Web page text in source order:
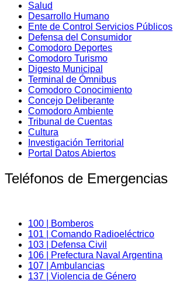
Salud
Desarrollo Humano
Ente de Control Servicios Públicos
Defensa del Consumidor
Comodoro Deportes
Comodoro Turismo
Digesto Municipal
Terminal de Ómnibus
Comodoro Conocimiento
Concejo Deliberante
Comodoro Ambiente
Tribunal de Cuentas
Cultura
Investigación Territorial
Portal Datos Abiertos
Teléfonos de Emergencias
100 | Bomberos
101 | Comando Radioeléctrico
103 | Defensa Civil
106 | Prefectura Naval Argentina
107 | Ambulancias
137 | Violencia de Género